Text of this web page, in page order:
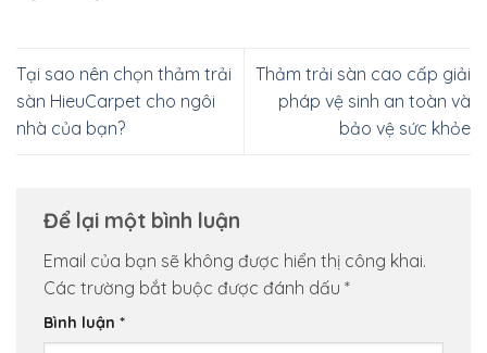
Tại sao nên chọn thảm trải
sàn HieuCarpet cho ngôi
nhà của bạn?
Thảm trải sàn cao cấp giải
pháp vệ sinh an toàn và
bảo vệ sức khỏe
Để lại một bình luận
Email của bạn sẽ không được hiển thị công khai.
Các trường bắt buộc được đánh dấu *
Bình luận *